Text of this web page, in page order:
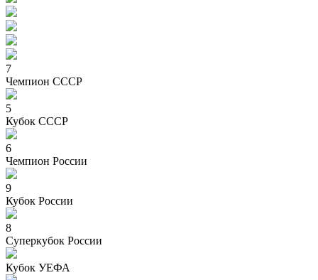
7
Чемпион СССР
5
Кубок СССР
6
Чемпион России
9
Кубок России
8
Суперкубок России
Кубок УЕФА